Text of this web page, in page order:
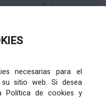
necesarias para el
sitio web. Si desea
Política de cookies y
Título